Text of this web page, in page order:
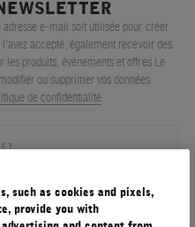
adresse e-mail soit utilisée pour créer
accepté, également recevoir des
les produits, événements et offres Le
ou supprimer vos données
de confidentialité
such as cookies and pixels,
provide you with